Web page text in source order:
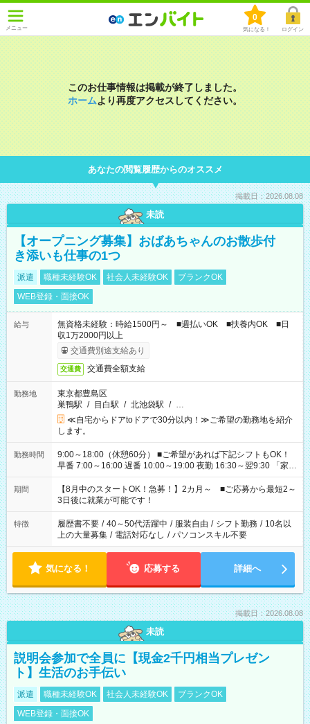
メニュー
0
気になる！ ログイン
このお仕事情報は掲載が終了しました。
ホームより再度アクセスしてください。
あなたの閲覧履歴からのオススメ
掲載日：2026.08.08
未読
【オープニング募集】おばあちゃんのお散歩付
き添いも仕事の1つ
派遣 職種未経験OK 社会人未経験OK
ブランクOK
WEB登録・面接OK
給与
無資格未経験：時給1500円～ ■週払いOK ■扶養内OK ■日
収1万2000円以上
交通費別途支給あり
交通費 交通費全額支給
勤務地
東京都豊島区
巣鴨駅 / 目白駅 / 北池袋駅 / …
≪自宅からドアtoドアで30分以内！≫ご希望の勤務地を紹介
します。
勤務時間
9:00～18:00（休憩60分） ■ご希望があれば下記シフトもOK！
早番 7:00～16:00 遅番 10:00～19:00 夜勤 16:30～翌9:30 「家族
と休みを合わせたい」 「余裕を持って夕飯の準備がしたい」
「できれば残業はしたくない」 など、ご希望を教えてください
ね。 ※Wワーク希望の方へ 今ご覧のお仕事で希望する勤務時間
と、もう1つのお仕事の勤務時間。 合計で週40時間を超える場
合は応募できません。
期間
【8月中のスタートOK！急募！】2カ月～ ■ご応募から最短2～
3日後に就業が可能です！
特徴 履歴書不要 / 40～50代活躍中 / 服装自由 / シフト勤務 / 10名以
上の大量募集 / 電話対応なし / パソコンスキル不要
気になる！ 応募する 詳細へ
掲載日：2026.08.08
未読
説明会参加で全員に【現金2千円相当プレゼン
ト】生活のお手伝い
派遣 職種未経験OK 社会人未経験OK
ブランクOK
WEB登録・面接OK